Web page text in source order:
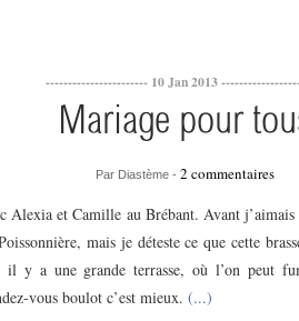
----------------------- 10 Jan 2013
Mariage pour
Par Diastème - 2 commentaires
Alexia et Camille au Brébant. Avant
mais je déteste ce que cette
il y a une grande terrasse, où l’on peut
vous boulot c’est mieux. (...)